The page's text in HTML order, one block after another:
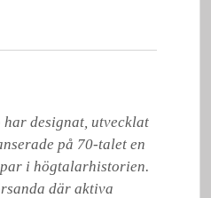
designat, utvecklat
på 70-talet en
i högtalarhistorien.
där aktiva